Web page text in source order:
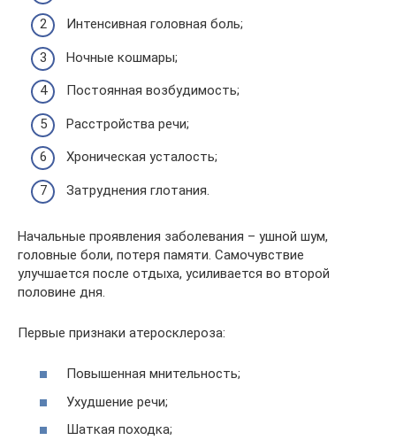
Интенсивная головная боль;
Ночные кошмары;
Постоянная возбудимость;
Расстройства речи;
Хроническая усталость;
Затруднения глотания.
Начальные проявления заболевания – ушной шум,
головные боли, потеря памяти. Самочувствие
улучшается после отдыха, усиливается во второй
половине дня.
Первые признаки атеросклероза:
Повышенная мнительность;
Ухудшение речи;
Шаткая походка;